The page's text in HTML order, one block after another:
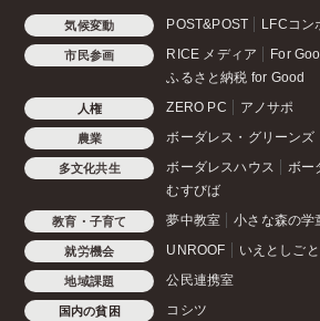
気候変動 POST&POST LFCコン
市民参画 RICE メディア
For
ふるさと納税 for Good
人権 ZERO PC アノサポ
農業 ボーダレス・グリーンズ
多文化共生 ボーダレスハウス
ボー
むすびば
教育・子育て 夢中教室 小さな森の学
就労機会 UNROOF いえとしごと
地域課題 公民連携室
国内の貧困 コシツ